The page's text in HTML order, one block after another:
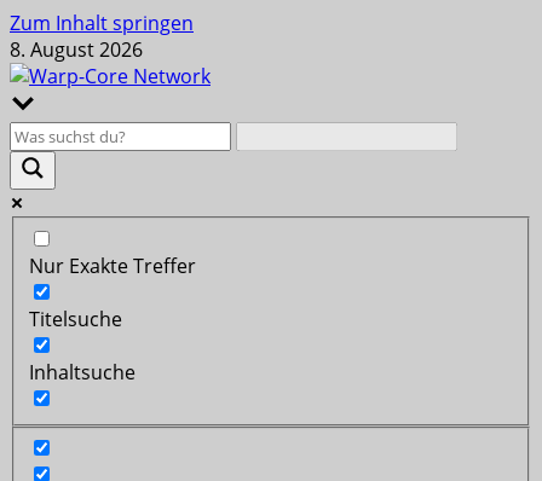
Zum Inhalt springen
8. August 2026
Nur Exakte Treffer
Titelsuche
Inhaltsuche